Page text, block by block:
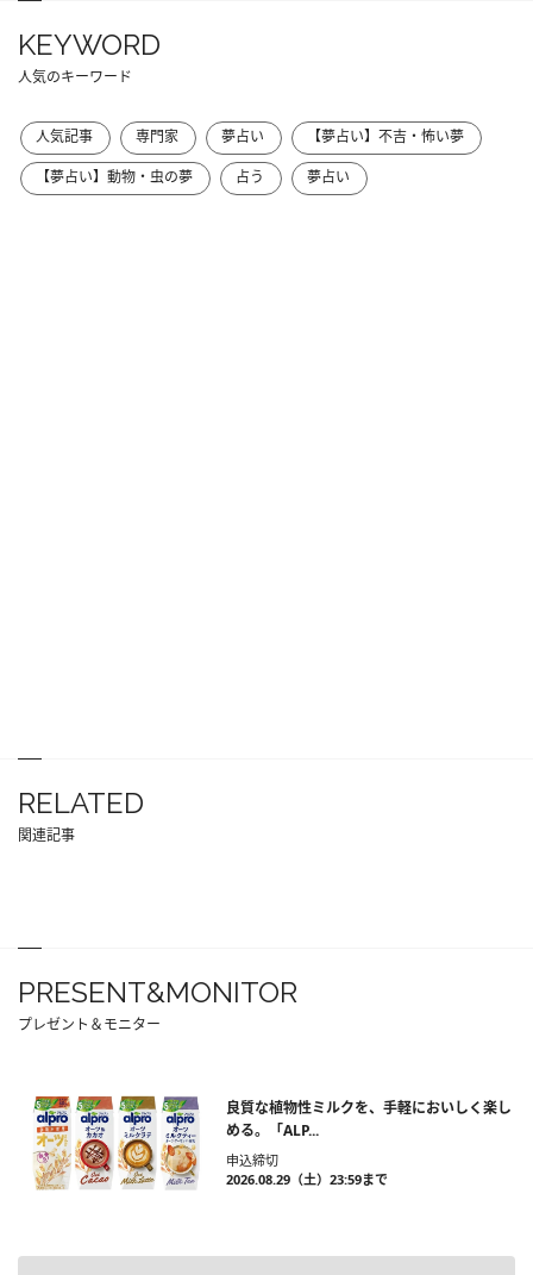
KEYWORD
人気のキーワード
人気記事 専門家 夢占い
【夢占い】不吉・怖い夢
【夢占い】動物・虫の夢
占う 夢占い
RELATED
関連記事
PRESENT&MONITOR
プレゼント＆モニター
良質な植物性ミルクを、手軽においしく楽し
める。「ALP...
申込締切
2026.08.29（土）23:59まで